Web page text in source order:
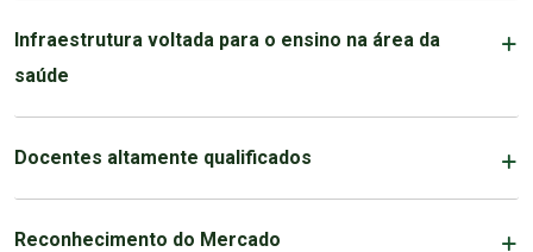
Infraestrutura voltada para o ensino na área da
saúde
Docentes altamente qualificados
Reconhecimento do Mercado